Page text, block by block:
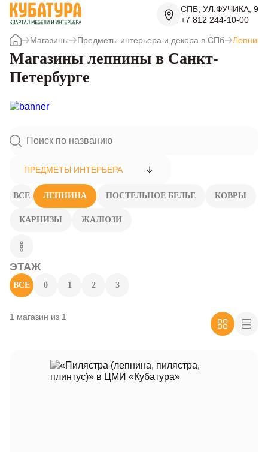
СПБ, УЛ.ФУЧИКА, 9
+7 812 244-10-00
Магазины Предметы интерьера и декора в СПб Лепнина
Магазины лепнины в Санкт-
Петербурге
ПРЕДМЕТЫ ИНТЕРЬЕРА
ВСЕ ЛЕПНИНА ПОСТЕЛЬНОЕ БЕЛЬЕ КОВРЫ
КАРНИЗЫ ЖАЛЮЗИ
ЭТАЖ
ВСЕ 0 1 2 3
1 магазин из 1